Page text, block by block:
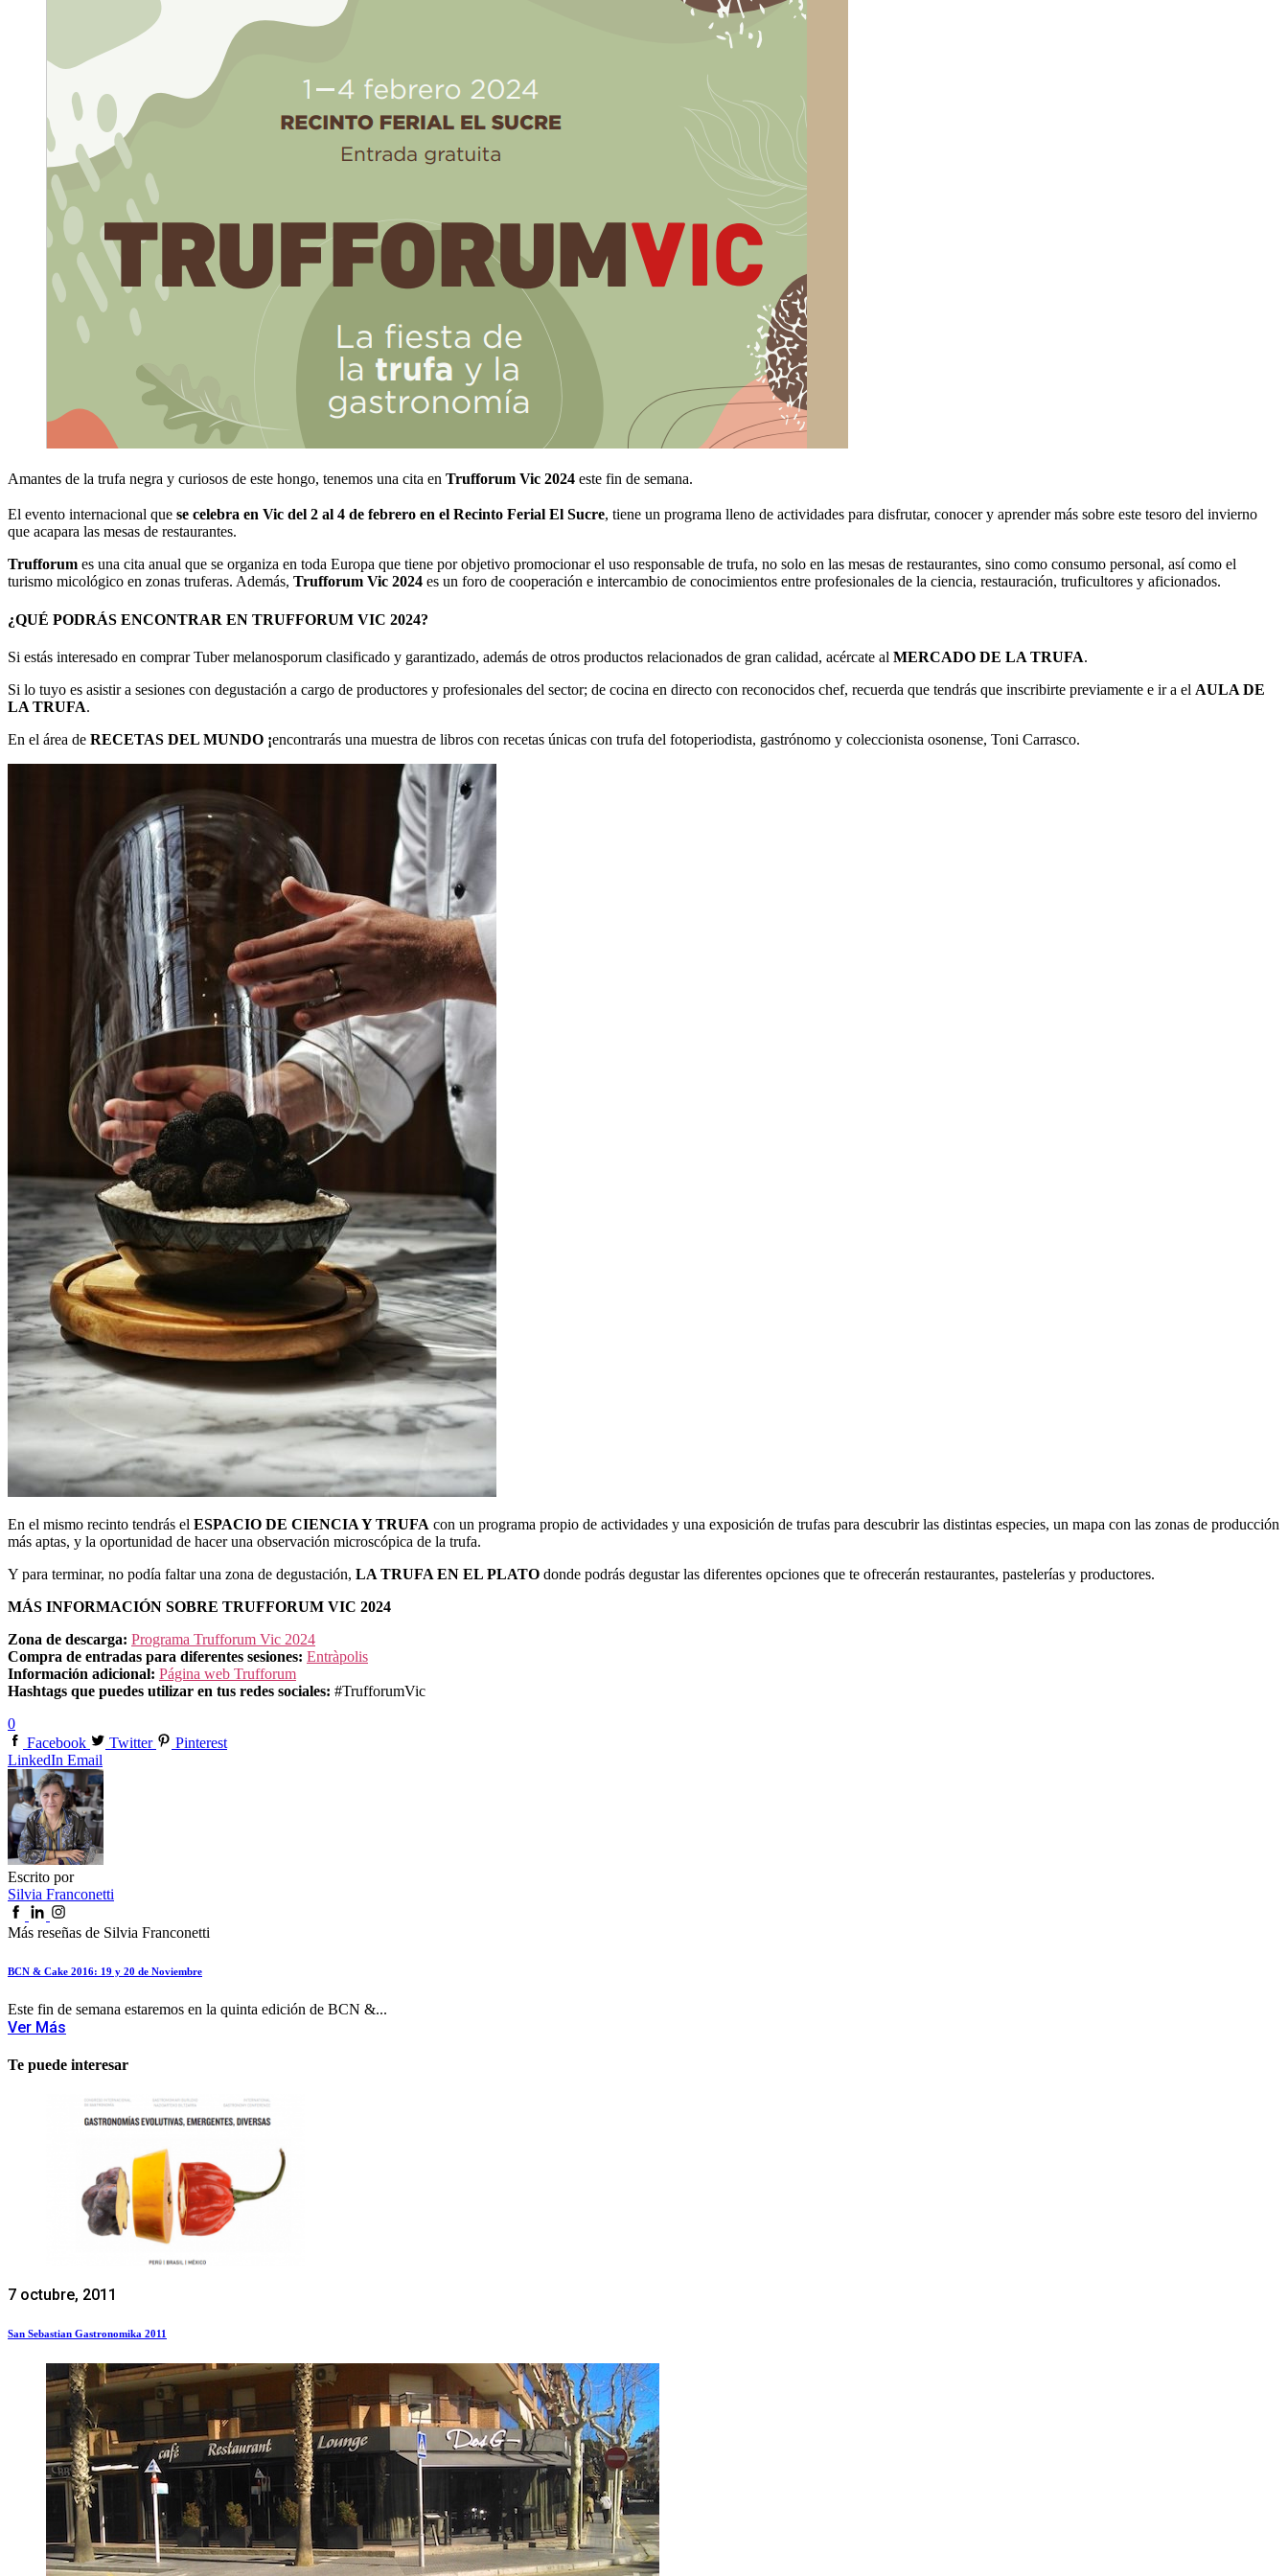
Amantes de la trufa negra y curiosos de este hongo, tenemos una cita en Trufforum Vic 2024 este fin de semana.
El evento internacional que se celebra en Vic del 2 al 4 de febrero en el Recinto Ferial El Sucre, tiene un programa lleno de actividades para disfrutar, conocer y aprender más sobre este tesoro del invierno
que acapara las mesas de restaurantes.
Trufforum es una cita anual que se organiza en toda Europa que tiene por objetivo promocionar el uso responsable de trufa, no solo en las mesas de restaurantes, sino como consumo personal, así como el
turismo micológico en zonas truferas. Además, Trufforum Vic 2024 es un foro de cooperación e intercambio de conocimientos entre profesionales de la ciencia, restauración, truficultores y aficionados.
¿QUÉ PODRÁS ENCONTRAR EN TRUFFORUM VIC 2024?
Si estás interesado en comprar Tuber melanosporum clasificado y garantizado, además de otros productos relacionados de gran calidad, acércate al MERCADO DE LA TRUFA.
Si lo tuyo es asistir a sesiones con degustación a cargo de productores y profesionales del sector; de cocina en directo con reconocidos chef, recuerda que tendrás que inscribirte previamente e ir a el AULA DE
LA TRUFA.
En el área de RECETAS DEL MUNDO ¡encontrarás una muestra de libros con recetas únicas con trufa del fotoperiodista, gastrónomo y coleccionista osonense, Toni Carrasco.
En el mismo recinto tendrás el ESPACIO DE CIENCIA Y TRUFA con un programa propio de actividades y una exposición de trufas para descubrir las distintas especies, un mapa con las zonas de producción
más aptas, y la oportunidad de hacer una observación microscópica de la trufa.
Y para terminar, no podía faltar una zona de degustación, LA TRUFA EN EL PLATO donde podrás degustar las diferentes opciones que te ofrecerán restaurantes, pastelerías y productores.
MÁS INFORMACIÓN SOBRE TRUFFORUM VIC 2024
Zona de descarga: Programa Trufforum Vic 2024
Compra de entradas para diferentes sesiones: Entràpolis
Información adicional: Página web Trufforum
Hashtags que puedes utilizar en tus redes sociales: #TrufforumVic
0
Facebook
Twitter
Pinterest
LinkedIn Email
Escrito por
Silvia Franconetti
Más reseñas de Silvia Franconetti
BCN & Cake 2016: 19 y 20 de Noviembre
Este fin de semana estaremos en la quinta edición de BCN &...
Ver Más
Te puede interesar
7 octubre, 2011
San Sebastian Gastronomika 2011